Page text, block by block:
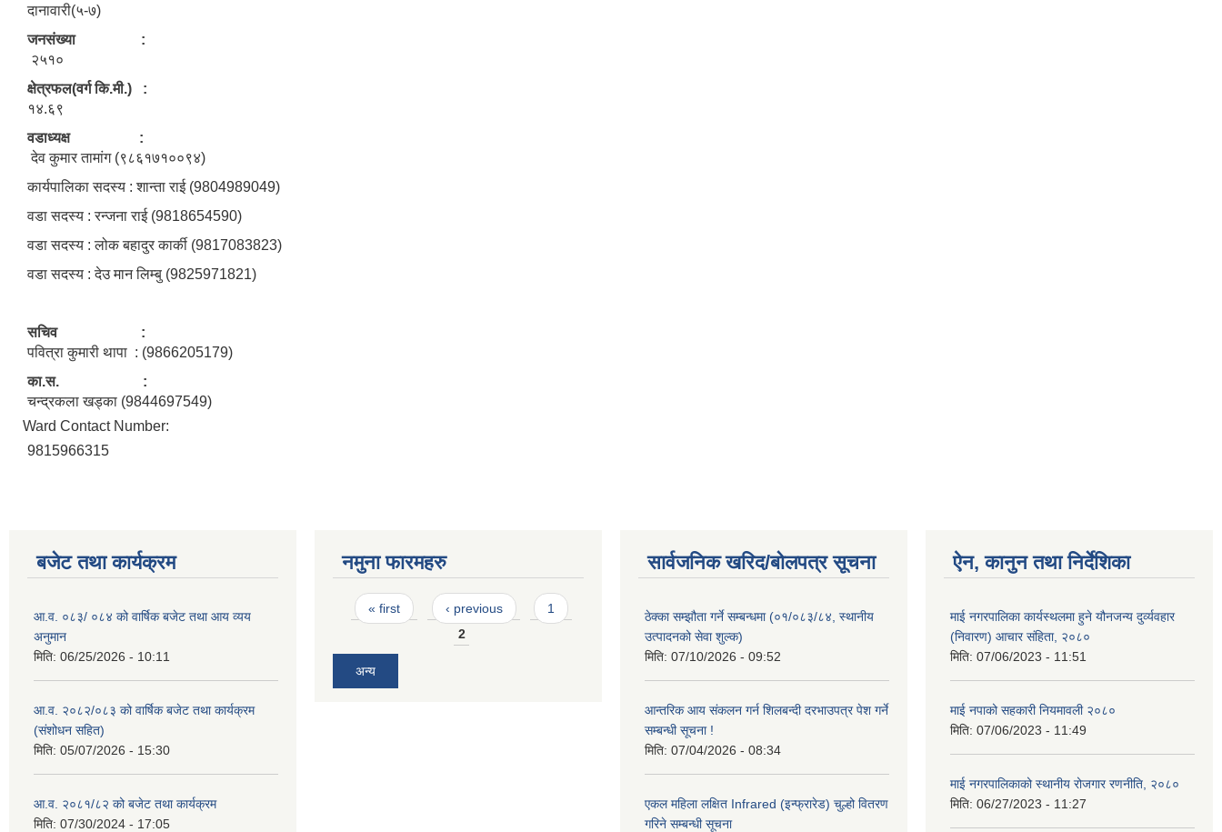
दानावारी(५-७)
जनसंख्या :
२५१०
क्षेत्रफल(वर्ग कि.मी.) :
१४.६९
वडाध्यक्ष :
देव कुमार तामांग (९८६१७१००९४)
कार्यपालिका सदस्य : शान्ता राई (9804989049)
वडा सदस्य : रन्जना राई (9818654590)
वडा सदस्य : लोक बहादुर कार्की (9817083823)
वडा सदस्य : देउ मान लिम्बु (9825971821)
सचिव :
पवित्रा कुमारी थापा : (9866205179)
का.स. :
चन्द्रकला खड्का (9844697549)
Ward Contact Number:
9815966315
बजेट तथा कार्यक्रम
आ.व. ०८३/ ०८४ को वार्षिक बजेट तथा आय व्यय
अनुमान
मिति: 06/25/2026 - 10:11
आ.व. २०८२/०८३ को वार्षिक बजेट तथा कार्यक्रम
(संशोधन सहित)
मिति: 05/07/2026 - 15:30
आ.व. २०८१/८२ को बजेट तथा कार्यक्रम
मिति: 07/30/2024 - 17:05
नमुना फारमहरु
Pages
« first ‹ previous
1
2
अन्य
सार्वजनिक खरिद/बोलपत्र सूचना
ठेक्का सम्झौता गर्ने सम्बन्धमा (०१/०८३/८४, स्थानीय
उत्पादनको सेवा शुल्क)
मिति: 07/10/2026 - 09:52
आन्तरिक आय संकलन गर्न शिलबन्दी दरभाउपत्र पेश गर्ने
सम्बन्धी सूचना !
मिति: 07/04/2026 - 08:34
एकल महिला लक्षित Infrared (इन्फ्रारेड) चुल्हो वितरण
गरिने सम्बन्धी सूचना
ऐन, कानुन तथा निर्देशिका
माई नगरपालिका कार्यस्थलमा हुने यौनजन्य दुर्व्यवहार
(निवारण) आचार संहिता, २०८०
मिति: 07/06/2023 - 11:51
माई नपाको सहकारी नियमावली २०८०
मिति: 07/06/2023 - 11:49
माई नगरपालिकाको स्थानीय रोजगार रणनीति, २०८०
मिति: 06/27/2023 - 11:27